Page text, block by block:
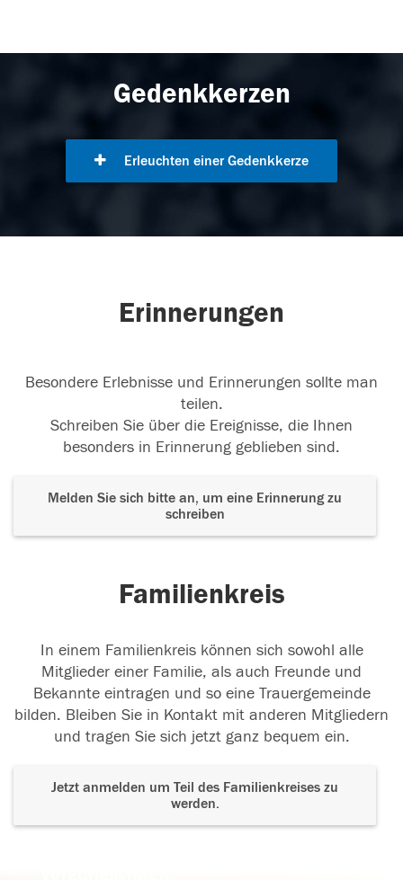
Gedenkkerzen
Erleuchten einer Gedenkkerze
Erinnerungen
Besondere Erlebnisse und Erinnerungen sollte man
teilen.
Schreiben Sie über die Ereignisse, die Ihnen
besonders in Erinnerung geblieben sind.
Melden Sie sich bitte an, um eine Erinnerung zu
schreiben
Familienkreis
In einem Familienkreis können sich sowohl alle
Mitglieder einer Familie, als auch Freunde und
Bekannte eintragen und so eine Trauergemeinde
bilden. Bleiben Sie in Kontakt mit anderen Mitgliedern
und tragen Sie sich jetzt ganz bequem ein.
Jetzt anmelden um Teil des Familienkreises zu
werden.